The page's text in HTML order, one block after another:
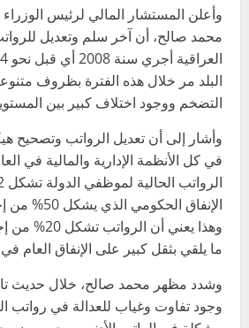
وأعلن المستشار المالي لرئيس
محمد صالح، أن آخر سلم وتعديل
البلد مر خلال هذه الفترة بظروف
التضخم ووجود اختلاف كبير بين
وأشار إلى أن تعديل الرواتب وتصحيح
في كل الأنظمة الإدارية والمالية في
الإنفاق
وهذا يعني أن
ما يلقي بثقل كبير على الإنفاق العام في
وشدد مظهر محمد صالح، خلال حديث
وجود تفاوت وغياب للعدالة في رواتب